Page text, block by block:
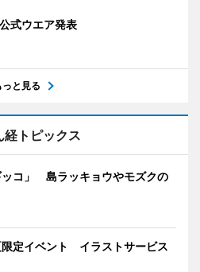
式ウエア発表
っと見る
経トピックス
ッコ」 島ラッキョウやモズクの
定イベント イラストサービス